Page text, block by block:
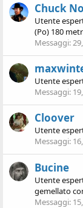
Chuck
Utente
(Po) 180
Messaggi
Utente
Messaggi
Cloover
Utente
Messaggi
Bucine
Utente
gemellato
Messaggi